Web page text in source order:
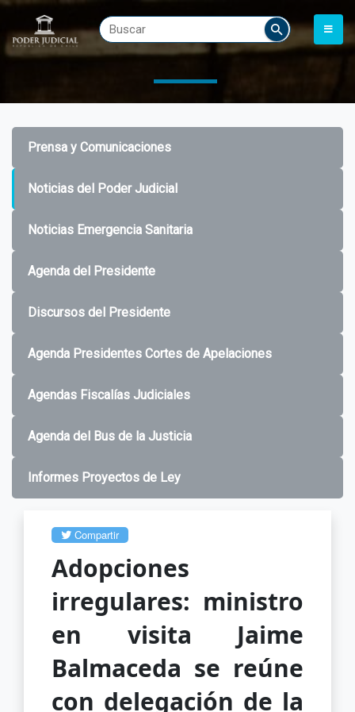
Prensa y Comunicaciones
Noticias del Poder Judicial
Noticias Emergencia Sanitaria
Agenda del Presidente
Discursos del Presidente
Agenda Presidentes Cortes de Apelaciones
Agendas Fiscalías Judiciales
Agenda del Bus de la Justicia
Informes Proyectos de Ley
Compartir
Adopciones
irregulares: ministro
en visita Jaime
Balmaceda se reúne
con delegación de la